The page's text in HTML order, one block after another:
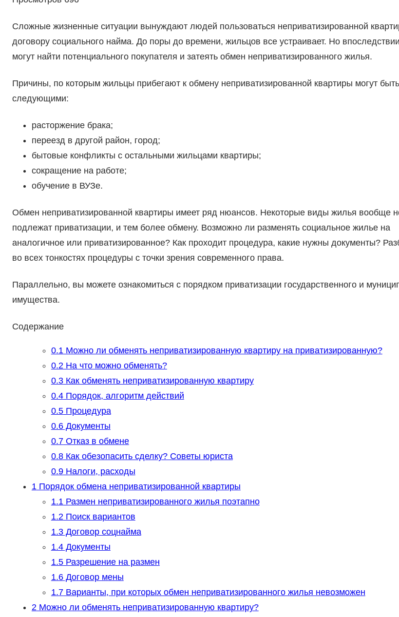
Сложные жизненные ситуации вынуждают людей пользоваться неприватизированной
договору социального найма. До поры до времени, жильцов все устраивает. Но
могут найти потенциального покупателя и затеять обмен неприватизированного жилья.
Причины, по которым жильцы прибегают к обмену неприватизированной квартиры могут быть
следующими:
расторжение брака;
переезд в другой район, город;
бытовые конфликты с остальными жильцами квартиры;
сокращение на работе;
обучение в ВУЗе.
Обмен неприватизированной квартиры имеет ряд нюансов. Некоторые виды жилья вообще
подлежат приватизации, и тем более обмену. Возможно ли разменять социальное жилье на
аналогичное или приватизированное? Как проходит процедура, какие нужны документы?
во всех тонкостях процедуры с точки зрения современного права.
Параллельно, вы можете ознакомиться с порядком приватизации государственного и
имущества.
Содержание
0.1Можно ли обменять неприватизированную квартиру на приватизированную?
0.2На что можно обменять?
0.3Как обменять неприватизированную квартиру
0.4Порядок, алгоритм действий
0.5Процедура
0.6Документы
0.7Отказ в обмене
0.8Как обезопасить сделку? Советы юриста
0.9Налоги, расходы
1Порядок обмена неприватизированной квартиры
1.1Размен неприватизированного жилья поэтапно
1.2Поиск вариантов
1.3Договор соцнайма
1.4Документы
1.5Разрешение на размен
1.6Договор мены
1.7Варианты, при которых обмен неприватизированного жилья невозможен
2Можно ли обменять неприватизированную квартиру?